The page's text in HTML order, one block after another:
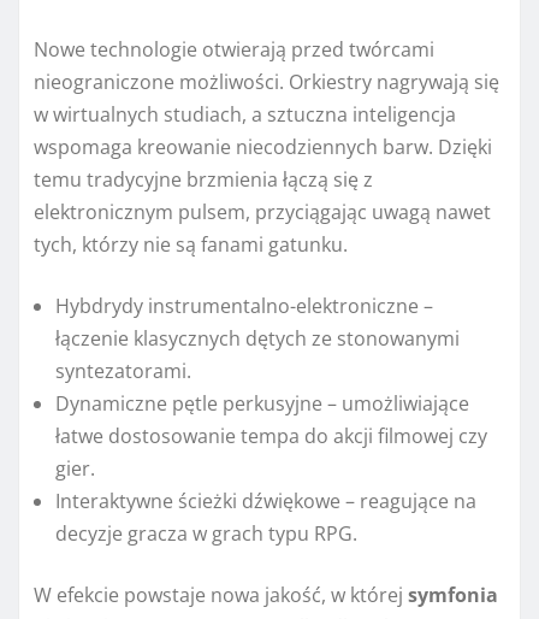
Nowe technologie otwierają przed twórcami
nieograniczone możliwości. Orkiestry nagrywają się
w wirtualnych studiach, a sztuczna inteligencja
wspomaga kreowanie niecodziennych barw. Dzięki
temu tradycyjne brzmienia łączą się z
elektronicznym pulsem, przyciągając uwagą nawet
tych, którzy nie są fanami gatunku.
Hybdrydy instrumentalno-elektroniczne –
łączenie klasycznych dętych ze stonowanymi
syntezatorami.
Dynamiczne pętle perkusyjne – umożliwiające
łatwe dostosowanie tempa do akcji filmowej czy
gier.
Interaktywne ścieżki dźwiękowe – reagujące na
decyzje gracza w grach typu RPG.
W efekcie powstaje nowa jakość, w której symfonia